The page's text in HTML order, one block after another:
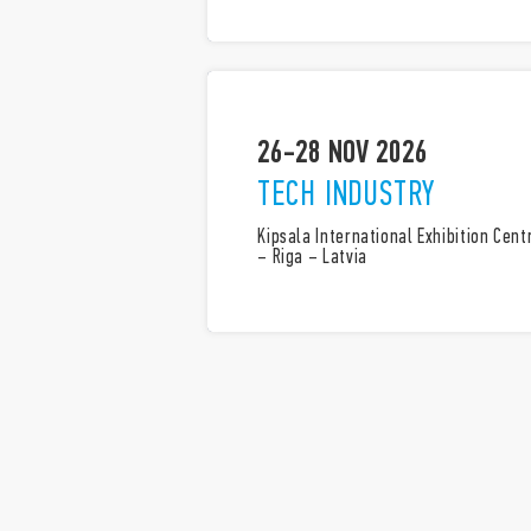
26-28 NOV 2026
TECH INDUSTRY
Kipsala International Exhibition
– Riga – Latvia